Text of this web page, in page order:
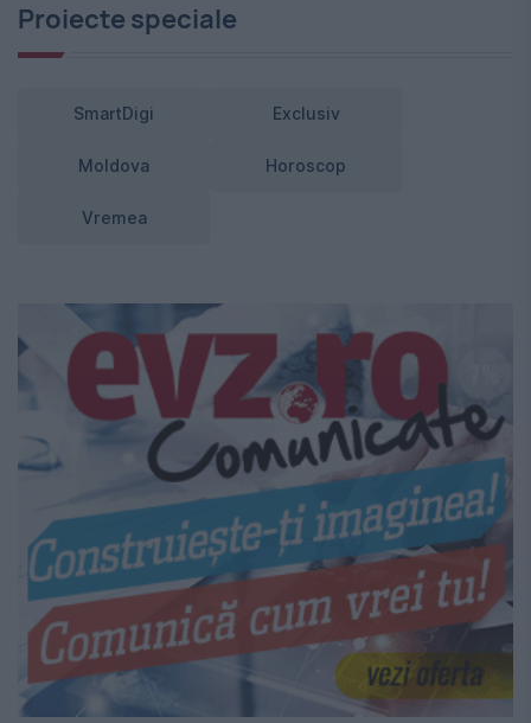
Proiecte speciale
SmartDigi Exclusiv
Moldova Horoscop
Vremea